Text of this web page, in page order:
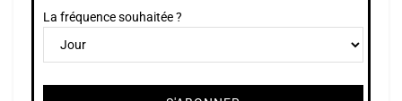
La fréquence souhaitée ?